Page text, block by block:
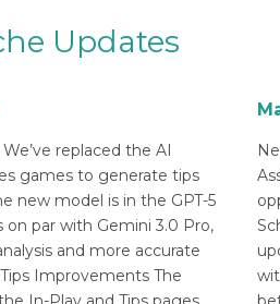
Updates
replaced the AI
games to generate tips
new model is in the GPT-5
on par with Gemini 3.0 Pro,
and more accurate
Improvements The